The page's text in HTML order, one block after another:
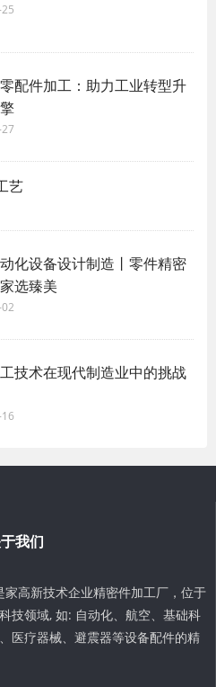
配件加工：助力工业转型升
艺
化设备设计制造丨零件精密
选臻美
技术在现代制造业中的挑战
我们
高新技术企业精密件加工厂，位于
技领域, 如: 自动化、航空、基础科
医疗器械、避震器等设备配件的精